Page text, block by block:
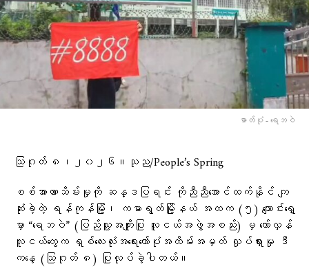
ဓာတ်ပုံ - ရေဘဝဲ
သြဂုတ် ၈၊၂၀၂၆။သုည/People’s Spring
စစ်အာဏာသိမ်းမှုကို ဆန္ဒပြရင်း ကိုညီညီအောင်ထက်နိုင် ကျ
ဆုံးခဲ့တဲ့ ရန်ကုန်မြို့၊ ကမာရွတ်မြို့နယ် အထက (၅) ကျောင်းရှေ့
မှာ “ရေဘဝဲ” (ပြည်သူ့အကျိုးပြု လူငယ်အဖွဲ့အစည်း) မှ တော်လှန်
လူငယ်တွေက ရှစ်လေးလုံးအရေးတော်ပုံအထိမ်းအမှတ် လှုပ်ရှားမှု ဒီ
ကနေ့ (သြဂုတ် ၈) ပြုလုပ်ခဲ့ပါတယ်။